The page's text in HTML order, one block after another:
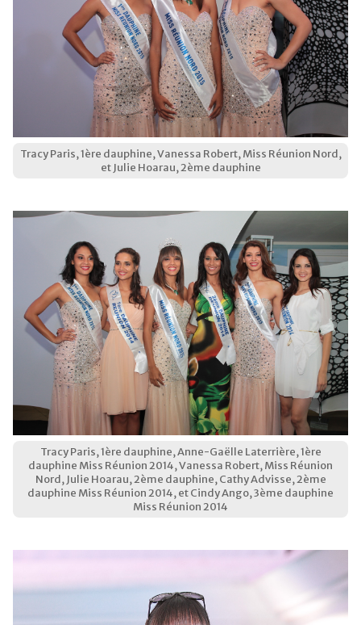
Tracy Paris, 1ère dauphine, Vanessa Robert, Miss Réunion Nord,
et Julie Hoarau, 2ème dauphine
Tracy Paris, 1ère dauphine, Anne-Gaëlle Laterrière, 1ère
dauphine Miss Réunion 2014, Vanessa Robert, Miss Réunion
Nord, Julie Hoarau, 2ème dauphine, Cathy Advisse, 2ème
dauphine Miss Réunion 2014, et Cindy Ango, 3ème dauphine
Miss Réunion 2014